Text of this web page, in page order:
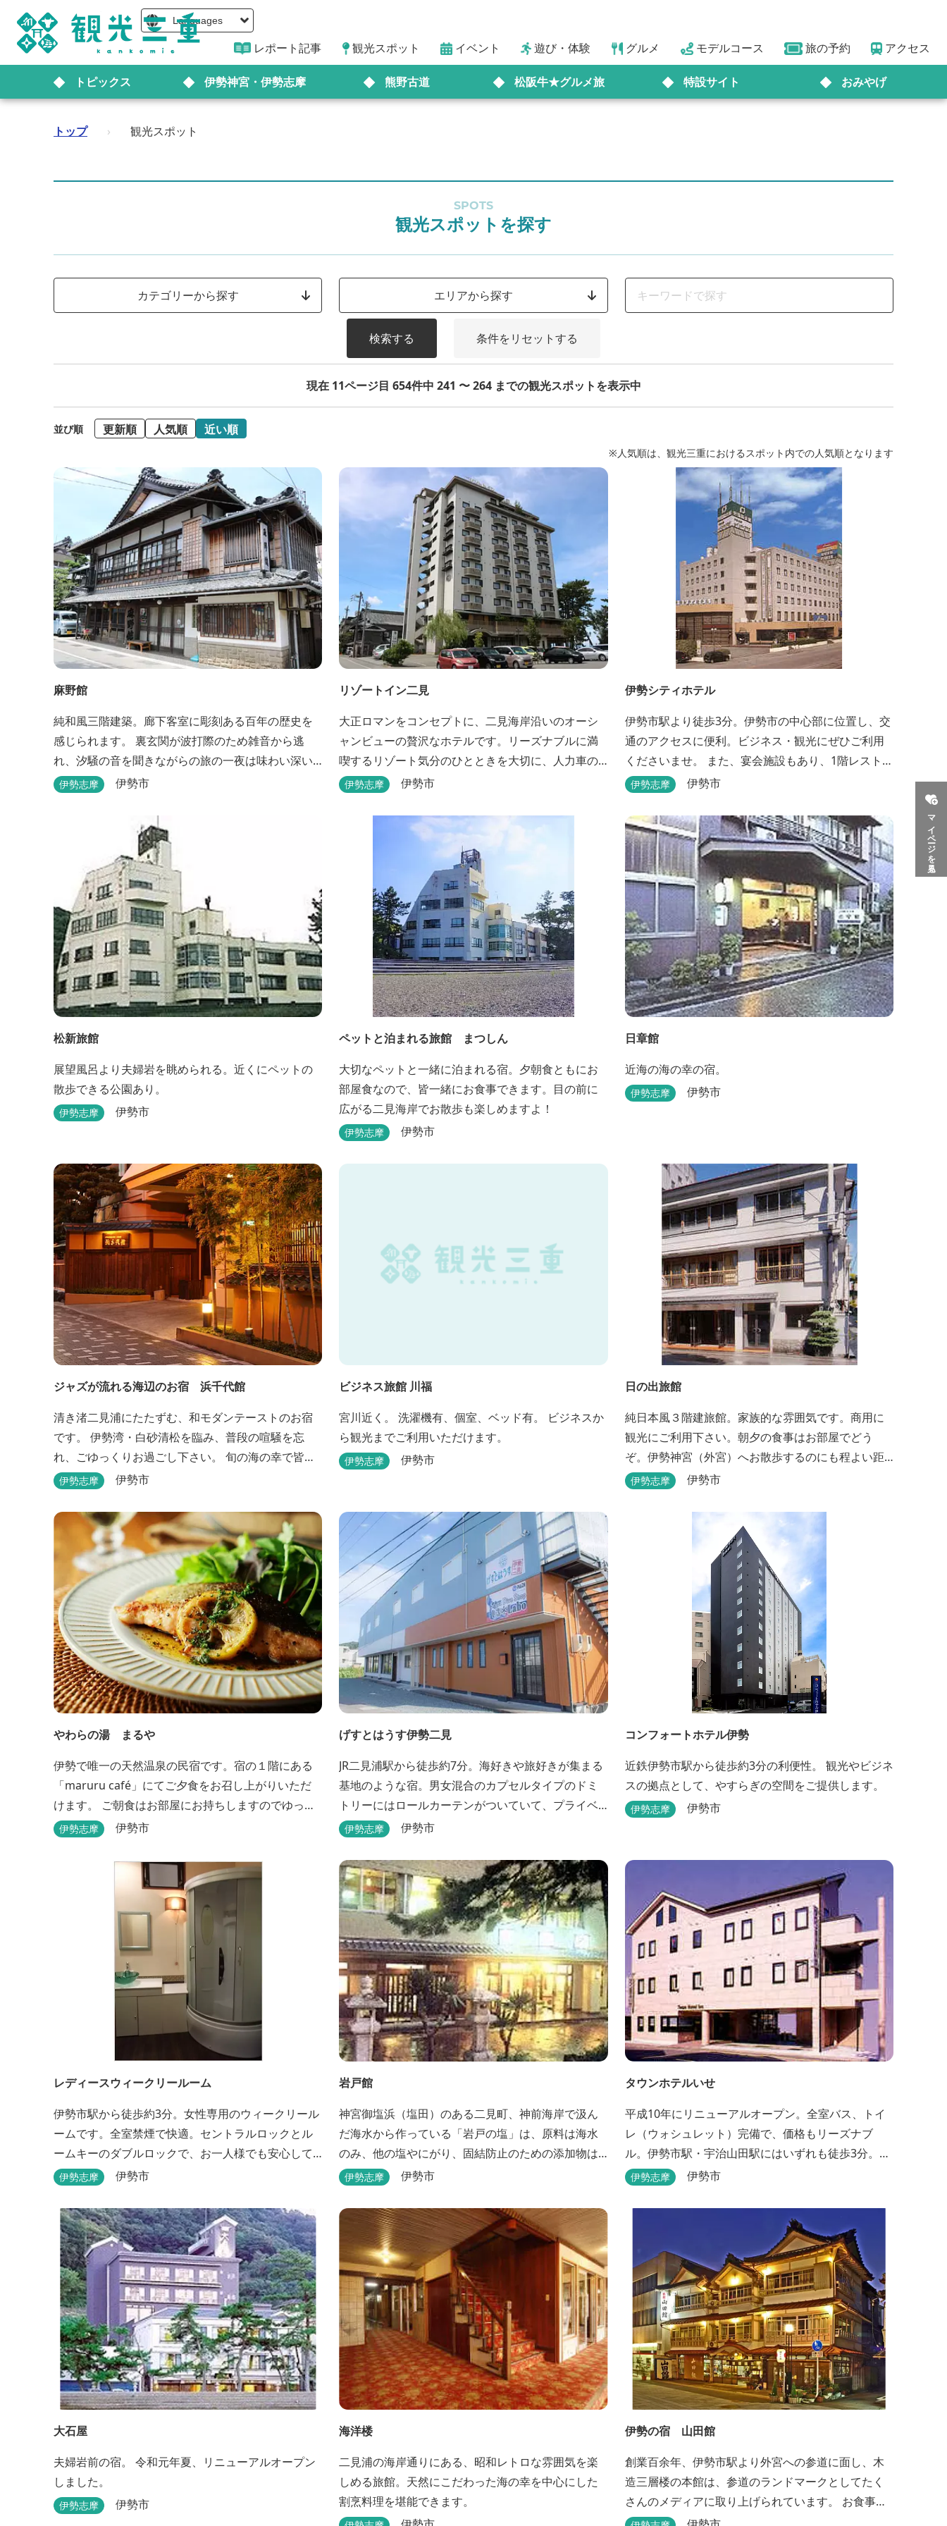
Languages
レポート記事 観光スポット イベント 遊び・体験 グルメ モデルコース 旅の予約 アクセス
トピックス 伊勢神宮・伊勢志摩 熊野古道 松阪牛★グルメ旅 特設サイト おみやげ
マイページを見る
トップ › 観光スポット
SPOTS
観光スポットを探す
カテゴリーから探す エリアから探す
検索する 条件をリセットする
現在 11ページ目 654件中 241 〜 264 までの観光スポットを表示中
並び順 更新順 人気順 近い順
※人気順は、観光三重におけるスポット内での人気順となります
麻野館
純和風三階建築。廊下客室に彫刻ある百年の歴史を
感じられます。 裏玄関が波打際のため雑音から逃
れ、汐騒の音を聞きながらの旅の一夜は味わい深い
ものがあります。 ※別館「いろは館」には、エイリ
た方はビックリしますよ。
伊勢志摩 伊勢市
リゾートイン二見
大正ロマンをコンセプトに、二見海岸沿いのオーシ
ャンビューの贅沢なホテルです。リーズナブルに満
喫するリゾート気分のひとときを大切に、人力車の
あるロビーでは大正時代の趣でお出迎え。そして、
凝らした七つのお風呂のうち、五つをご宿泊者様無
料の貸切風呂としてご利用が可能です。
伊勢志摩 伊勢市
伊勢シティホテル
伊勢市駅より徒歩3分。伊勢市の中心部に位置し、交
通のアクセスに便利。ビジネス・観光にぜひご利用
くださいませ。 また、宴会施設もあり、1階レストラ
ン「石かわ」では本場松阪牛をお楽しみいただけま
伊勢志摩 伊勢市
松新旅館
展望風呂より夫婦岩を眺められる。近くにペットの
散歩できる公園あり。
伊勢志摩 伊勢市
ペットと泊まれる旅館 まつしん
大切なペットと一緒に泊まれる宿。夕朝食ともにお
部屋食なので、皆一緒にお食事できます。目の前に
広がる二見海岸でお散歩も楽しめますよ！
伊勢志摩 伊勢市
日章館
近海の海の幸の宿。
伊勢志摩 伊勢市
ジャズが流れる海辺のお宿 浜千代館
清き渚二見浦にたたずむ、和モダンテーストのお宿
です。 伊勢湾・白砂清松を臨み、普段の喧騒を忘
れ、ごゆっくりお過ごし下さい。 旬の海の幸で皆様
をお待ち申し上げます。
伊勢志摩 伊勢市
ビジネス旅館 川福
宮川近く。 洗濯機有、個室、ベッド有。 ビジネスか
ら観光までご利用いただけます。
伊勢志摩 伊勢市
日の出旅館
純日本風３階建旅館。家族的な雰囲気です。商用に
観光にご利用下さい。朝夕の食事はお部屋でどう
ぞ。伊勢神宮（外宮）へお散歩するのにも程よい距
離です。
伊勢志摩 伊勢市
やわらの湯 まるや
伊勢で唯一の天然温泉の民宿です。宿の１階にある
「maruru café」にてご夕食をお召し上がりいただ
けます。 ご朝食はお部屋にお持ちしますのでゆっく
りとお召し上がりください。 貸切り露天風呂完備、
伊勢志摩 伊勢市
げすとはうす伊勢二見
JR二見浦駅から徒歩約7分。海好きや旅好きが集まる
基地のような宿。男女混合のカプセルタイプのドミ
トリーにはロールカーテンがついていて、プライベ
ートも守れます。
伊勢志摩 伊勢市
コンフォートホテル伊勢
近鉄伊勢市駅から徒歩約3分の利便性。 観光やビジネ
スの拠点として、やすらぎの空間をご提供します。
伊勢志摩 伊勢市
レディースウィークリールーム
伊勢市駅から徒歩約3分。女性専用のウィークリール
ームです。全室禁煙で快適。セントラルロックとル
ームキーのダブルロックで、お一人様でも安心して
宿泊できます。
伊勢志摩 伊勢市
岩戸館
神宮御塩浜（塩田）のある二見町、神前海岸で汲ん
だ海水から作っている「岩戸の塩」は、原料は海水
のみ、他の塩やにがり、固結防止のための添加物は
一切使用していない純国産自然海塩です。
伊勢志摩 伊勢市
タウンホテルいせ
平成10年にリニューアルオープン。全室バス、トイ
レ（ウォシュレット）完備で、価格もリーズナブ
ル。伊勢市駅・宇治山田駅にはいずれも徒歩3分。ビ
ジネスに観光にピンクの外壁が目印です。
伊勢志摩 伊勢市
大石屋
夫婦岩前の宿。 令和元年夏、リニューアルオープン
しました。
伊勢志摩 伊勢市
海洋楼
二見浦の海岸通りにある、昭和レトロな雰囲気を楽
しめる旅館。天然にこだわった海の幸を中心にした
割烹料理を堪能できます。
伊勢の宿 山田館
創業百余年、伊勢市駅より外宮への参道に面し、木
造三層楼の本館は、参道のランドマークとしてたく
さんのメディアに取り上げられています。 お食事も
伊勢志摩の食材をお値打ちに堪能できるとご好評い